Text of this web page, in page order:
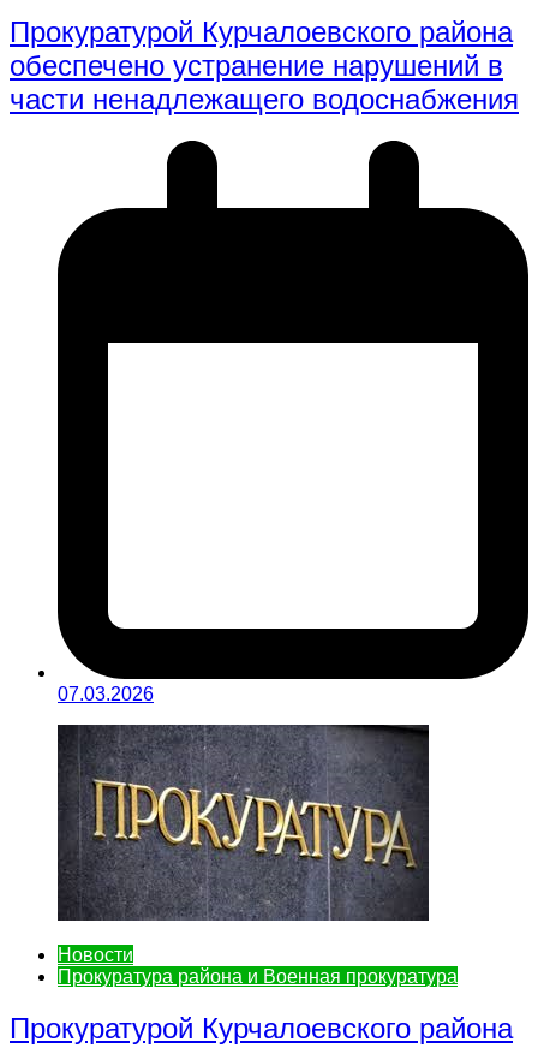
Прокуратурой Курчалоевского района
обеспечено устранение нарушений в
части ненадлежащего водоснабжения
07.03.2026
Новости
Прокуратура района и Военная прокуратура
Прокуратурой Курчалоевского района